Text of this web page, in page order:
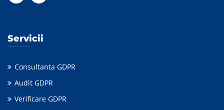
Servicii
Consultanta GDPR
Audit GDPR
Verificare GDPR